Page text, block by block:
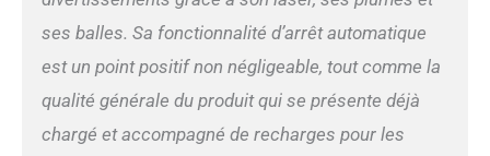
ses balles. Sa fonctionnalité d’arrêt automatique
est un point positif non négligeable, tout comme la
qualité générale du produit qui se présente déjà
chargé et accompagné de recharges pour les